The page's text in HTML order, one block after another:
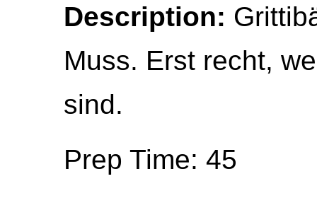
Description:
Muss. Erst recht,
sind.
Prep Time: 45